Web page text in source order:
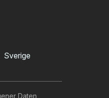
Sverige
Daten